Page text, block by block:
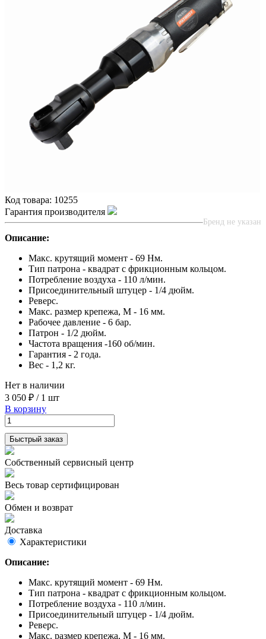
Код товара: 10255
Гарантия производителя
Бренд не указан
Описание:
Макс. крутящий момент - 69 Нм.
Тип патрона - квадрат с фрикционным кольцом.
Потребление воздуха - 110 л/мин.
Присоединительный штуцер - 1/4 дюйм.
Реверс.
Макс. размер крепежа, М - 16 мм.
Рабочее давление - 6 бар.
Патрон - 1/2 дюйм.
Частота вращения -160 об/мин.
Гарантия - 2 года.
Вес - 1,2 кг.
Нет в наличии
3 050 ₽ / 1 шт
В корзину
Быстрый заказ
Собственный сервисный центр
Весь товар сертифицирован
Обмен и возврат
Доставка
Характеристики
Описание:
Макс. крутящий момент - 69 Нм.
Тип патрона - квадрат с фрикционным кольцом.
Потребление воздуха - 110 л/мин.
Присоединительный штуцер - 1/4 дюйм.
Реверс.
Макс. размер крепежа, М - 16 мм.